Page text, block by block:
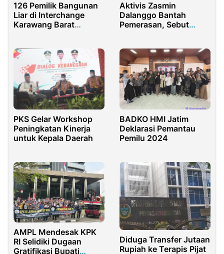
126 Pemilik Bangunan
Liar di Interchange
Karawang Barat
Aktivis Zasmin
Dalanggo Bantah
Pemerasan, Sebut
PKS Gelar Workshop
Peningkatan Kinerja
untuk Kepala Daerah
BADKO HMI Jatim
Deklarasi Pemantau
Pemilu 2024
AMPL Mendesak KPK
RI Selidiki Dugaan
Gratifikasi Bupati
Diduga Transfer Jutaan
Rupiah ke Terapis Pijat